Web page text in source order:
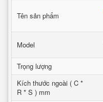
Tên sản phẩm
Model
Trọng lượng
Kích thước ngoài ( C *
R * S ) mm